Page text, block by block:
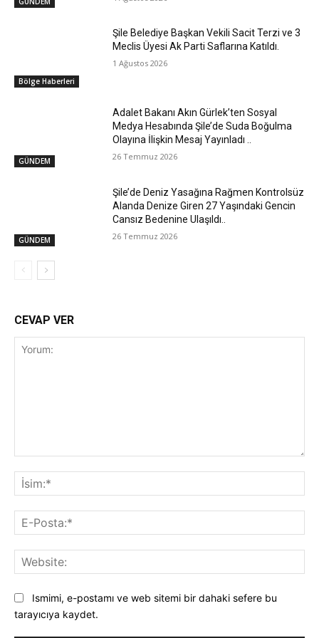
Bölge Haberleri
Şile Belediye Başkan Vekili Sacit Terzi ve 3
Meclis Üyesi Ak Parti Saflarına Katıldı.
1 Ağustos 2026
GÜNDEM
Adalet Bakanı Akın Gürlek’ten Sosyal
Medya Hesabında Şile’de Suda Boğulma
Olayına İlişkin Mesaj Yayınladı ..
26 Temmuz 2026
GÜNDEM
Şile’de Deniz Yasağına Rağmen Kontrolsüz
Alanda Denize Giren 27 Yaşındaki Gencin
Cansız Bedenine Ulaşıldı..
26 Temmuz 2026
CEVAP VER
Ismimi, e-postamı ve web sitemi bir dahaki sefere bu
tarayıcıya kaydet.